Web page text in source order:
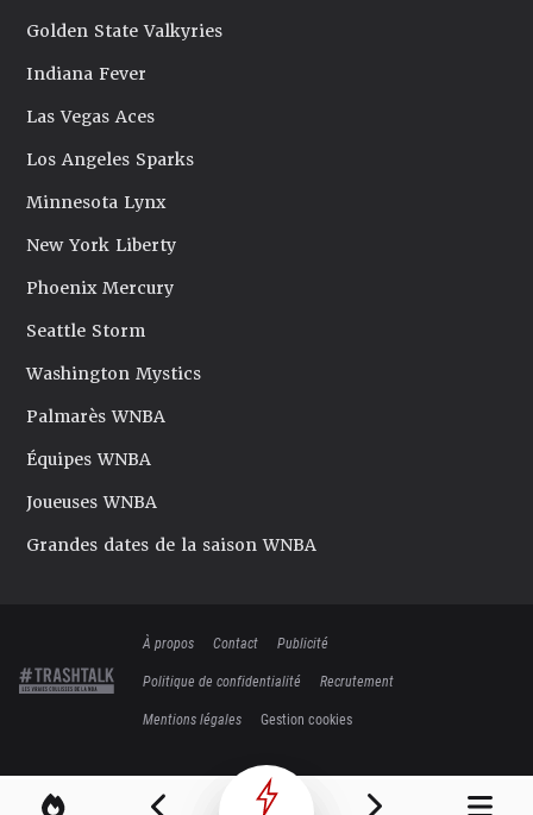
Golden State Valkyries
Indiana Fever
Las Vegas Aces
Los Angeles Sparks
Minnesota Lynx
New York Liberty
Phoenix Mercury
Seattle Storm
Washington Mystics
Palmarès WNBA
Équipes WNBA
Joueuses WNBA
Grandes dates de la saison WNBA
À propos Contact
Publicité
Politique de confidentialité
Recrutement
Mentions légales
Gestion cookies